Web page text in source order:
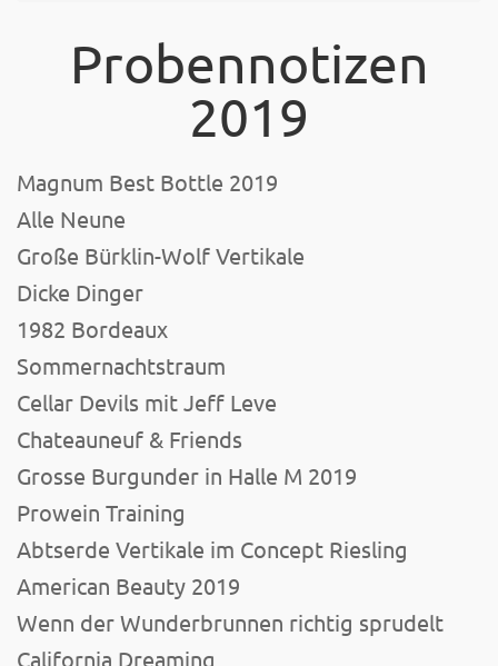
Probennotizen
2019
Magnum Best Bottle 2019
Alle Neune
Große Bürklin-Wolf Vertikale
Dicke Dinger
1982 Bordeaux
Sommernachtstraum
Cellar Devils mit Jeff Leve
Chateauneuf & Friends
Grosse Burgunder in Halle M 2019
Prowein Training
Abtserde Vertikale im Concept Riesling
American Beauty 2019
Wenn der Wunderbrunnen richtig sprudelt
California Dreaming